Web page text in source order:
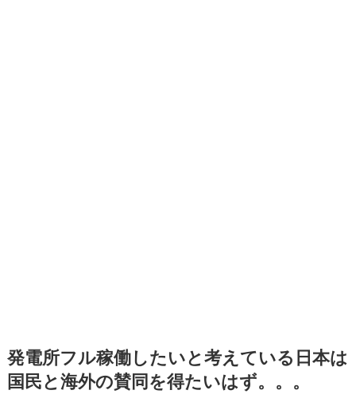
発電所フル稼働したいと考えている日本は
国民と海外の賛同を得たいはず。。。